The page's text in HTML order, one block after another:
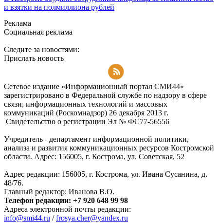
и взятки на полмиллиона рублей
Реклама
Социальная реклама
Следите за новостями:
Прислать новость
Сетевое издание «Информационный портал СМИ44»
зарегистрировано в Федеральной службе по надзору в сфере
связи, информационных технологий и массовых
коммуникаций (Роскомнадзор) 26 декабря 2013 г.
Свидетельство о регистрации Эл № ФC77-56556
Учредитель - департамент информационной политики,
анализа и развития коммуникационных ресурсов Костромской
области. Адрес: 156005, г. Кострома, ул. Советская, 52
Адрес редакции: 156005, г. Кострома, ул. Ивана Сусанина, д.
48/76.
Главный редактор: Иванова В.О.
Телефон редакции: +7 920 648 99 98
Адреса электронной почты редакции:
info@smi44.ru /frosya.cher@yandex.ru